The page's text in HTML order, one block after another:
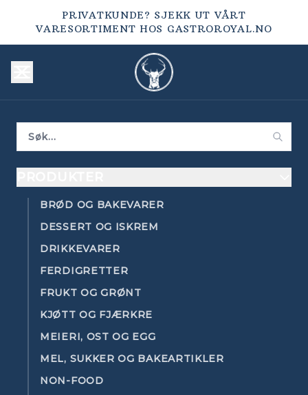
PRIVATKUNDE? SJEKK UT VÅRT
VARESORTIMENT HOS GASTROROYAL.NO
BRØD OG BAKEVARER
DESSERT OG ISKREM
DRIKKEVARER
FERDIGRETTER
FRUKT OG GRØNT
KJØTT OG FJÆRKRE
MEIERI, OST OG EGG
MEL, SUKKER OG BAKEARTIKLER
NON-FOOD